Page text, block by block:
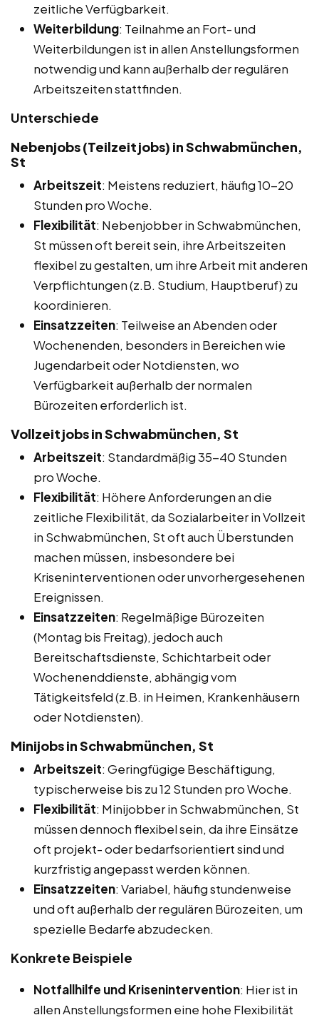
zeitliche Verfügbarkeit.
Weiterbildung: Teilnahme an Fort- und
Weiterbildungen ist in allen Anstellungsformen
notwendig und kann außerhalb der regulären
Arbeitszeiten stattfinden.
Unterschiede
Nebenjobs (Teilzeitjobs) in Schwabmünchen,
St
Arbeitszeit: Meistens reduziert, häufig 10-20
Stunden pro Woche.
Flexibilität: Nebenjobber in Schwabmünchen,
St müssen oft bereit sein, ihre Arbeitszeiten
flexibel zu gestalten, um ihre Arbeit mit anderen
Verpflichtungen (z.B. Studium, Hauptberuf) zu
koordinieren.
Einsatzzeiten: Teilweise an Abenden oder
Wochenenden, besonders in Bereichen wie
Jugendarbeit oder Notdiensten, wo
Verfügbarkeit außerhalb der normalen
Bürozeiten erforderlich ist.
Vollzeitjobs in Schwabmünchen, St
Arbeitszeit: Standardmäßig 35-40 Stunden
pro Woche.
Flexibilität: Höhere Anforderungen an die
zeitliche Flexibilität, da Sozialarbeiter in Vollzeit
in Schwabmünchen, St oft auch Überstunden
machen müssen, insbesondere bei
Kriseninterventionen oder unvorhergesehenen
Ereignissen.
Einsatzzeiten: Regelmäßige Bürozeiten
(Montag bis Freitag), jedoch auch
Bereitschaftsdienste, Schichtarbeit oder
Wochenenddienste, abhängig vom
Tätigkeitsfeld (z.B. in Heimen, Krankenhäusern
oder Notdiensten).
Minijobs in Schwabmünchen, St
Arbeitszeit: Geringfügige Beschäftigung,
typischerweise bis zu 12 Stunden pro Woche.
Flexibilität: Minijobber in Schwabmünchen, St
müssen dennoch flexibel sein, da ihre Einsätze
oft projekt- oder bedarfsorientiert sind und
kurzfristig angepasst werden können.
Einsatzzeiten: Variabel, häufig stundenweise
und oft außerhalb der regulären Bürozeiten, um
spezielle Bedarfe abzudecken.
Konkrete Beispiele
Notfallhilfe und Krisenintervention: Hier ist in
allen Anstellungsformen eine hohe Flexibilität